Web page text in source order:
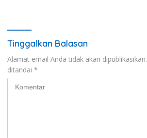
Tinggalkan Balasan
Alamat email Anda tidak akan dipublikasikan.
ditandai *